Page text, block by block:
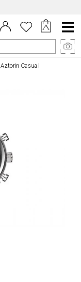
CZ/CZK | EN/EUR PL/PLN
Main
Menu
Aztorin Casual